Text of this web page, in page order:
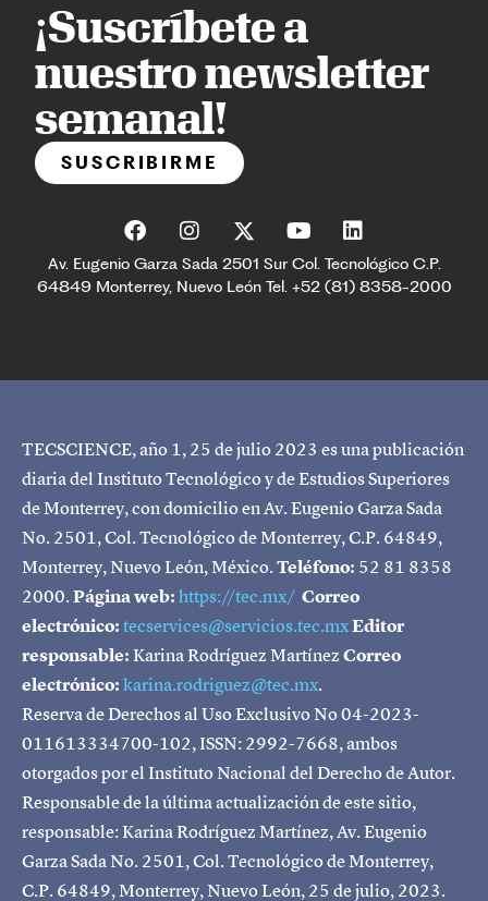
¡Suscríbete a
nuestro newsletter
semanal!
SUSCRIBIRME
Av. Eugenio Garza Sada 2501 Sur Col. Tecnológico C.P.
64849 Monterrey, Nuevo León Tel. +52 (81) 8358-2000
TECSCIENCE, año 1, 25 de julio 2023 es una publicación
diaria del Instituto Tecnológico y de Estudios Superiores
de Monterrey, con domicilio en Av. Eugenio Garza Sada
No. 2501, Col. Tecnológico de Monterrey, C.P. 64849,
Monterrey, Nuevo León, México.Teléfono: 52 81 8358
2000.Página web:https://tec.mx/ Correo
electrónico:tecservices@servicios.tec.mxEditor
responsable:Karina Rodríguez MartínezCorreo
electrónico:karina.rodriguez@tec.mx.
Reserva de Derechos al Uso Exclusivo No 04-2023-
011613334700-102, ISSN: 2992-7668, ambos
otorgados por el Instituto Nacional del Derecho de Autor.
Responsable de la última actualización de este sitio,
responsable: Karina Rodríguez Martínez, Av. Eugenio
Garza Sada No. 2501, Col. Tecnológico de Monterrey,
C.P. 64849, Monterrey, Nuevo León, 25 de julio, 2023.